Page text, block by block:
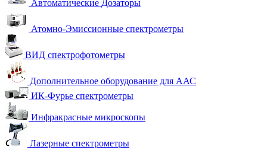
Автоматические Дозаторы
Атомно-Эмиссионные спектрометры
ВИД спектрофотометры
Дополнительное оборудование для ААС
ИК-Фурье спектрометры
Инфракрасные микроскопы
Лазерные спектрометры